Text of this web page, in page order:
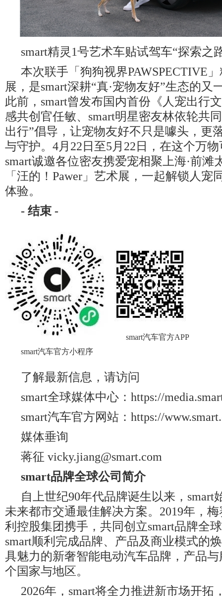
smart精灵1号艺术车贴试驾车“探索之
本次联手「狗狗视界PAWSPECTIVE
展，是smart深耕“真·宠物友好”生态的又
此前，smart曾发布国内首份《人宠出行
感共创官任敏、smart明星密友林依轮共
出行”倡导，让宠物友好不只是噱头，更
与守护。4月22日至5月22日，在这个万
smart诚邀各位密友携爱宠相聚上海·前滩
「汪的！Pawer」艺术展，一起解锁人宠
体验。
- 结束 -
smart汽车官方小程序
smart汽车官方APP
了解最新信息，请访问
smart全球媒体中心：https://
smart汽车官方网站：https://
媒体垂询
蒋征 vicky.jiang@smart.com
smart品牌全球公司简介
自上世纪90年代品牌诞生以来，smart
未来都市交通最佳解决方案。2019年，
利控股集团携手，共同创立smart品牌全
smart顺利完成品牌、产品及商业模式的
具魅力的新奢智能电动汽车品牌，产品
个国家与地区。
2026年，smart将全力推进新市场开拓